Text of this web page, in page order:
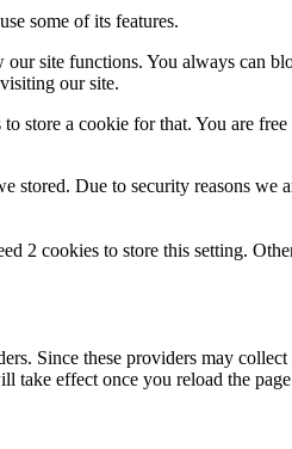
some of its features.
site functions. You always can
our site.
a cookie for that. You are
Due to security reasons we
2 cookies to store this setting.
Since these providers may
take effect once you reload the